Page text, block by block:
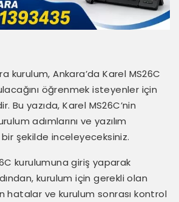
kurulum, Ankara’da Karel MS26C
öğrenmek isteyenler için
Bu yazıda, Karel MS26C’nin
adımlarını ve yazılım
şekilde inceleyeceksiniz.
kurulumuna giriş yaparak
kurulum için gerekli olan
hatalar ve kurulum sonrası kontrol